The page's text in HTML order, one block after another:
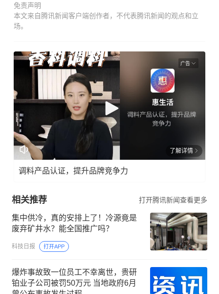
免责声明
本文来自腾讯新闻客户端创作者，不代表腾讯新闻的观点和立
场。
广告
了解详情
调料产品认证，提升品牌竞争力
相关推荐 打开腾讯新闻查看更多
集中供冷，真的安排上了！冷源竟是
废弃矿井水？能全国推广吗？
科技日报 打开APP
爆炸事故致一位员工不幸离世，贵研
铂业子公司被罚50万元 当地政府6月